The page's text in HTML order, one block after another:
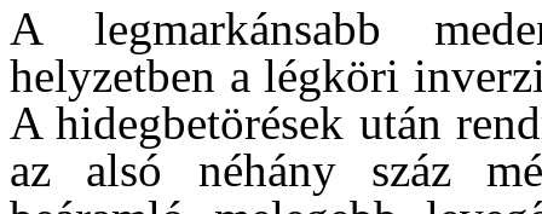
A legmarkánsabb
helyzetben a légköri
A hidegbetörések után
az alsó néhány száz